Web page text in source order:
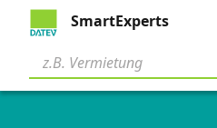
SmartExperts